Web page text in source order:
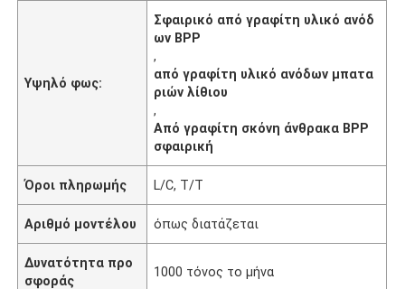
Υψηλό φως:
Σφαιρικό από γραφίτη υλικό ανόδ
ων BPP
,
από γραφίτη υλικό ανόδων μπατα
ριών λίθιου
,
Από γραφίτη σκόνη άνθρακα BPP
σφαιρική
Όροι πληρωμής L/C, T/T
Αριθμό μοντέλου όπως διατάζεται
Δυνατότητα προ
σφοράς
1000 τόνος το μήνα